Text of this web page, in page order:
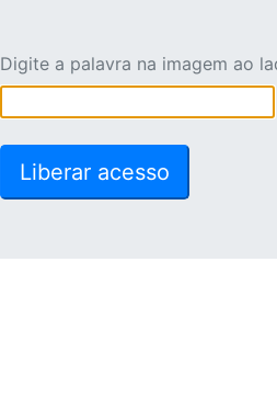
Digite a palavra na imagem ao